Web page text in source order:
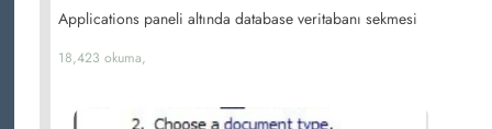
Applications paneli altında database veritabanı sekmesi
18,423 okuma,